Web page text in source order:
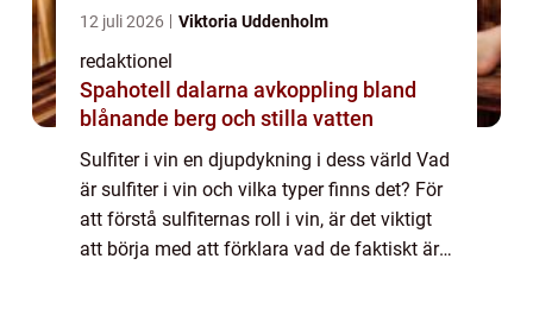
12 juli 2026 Viktoria Uddenholm
redaktionel
Spahotell dalarna avkoppling bland
blånande berg och stilla vatten
Sulfiter i vin en djupdykning i dess värld Vad
är sulfiter i vin och vilka typer finns det? För
att förstå sulfiternas roll i vin, är det viktigt
att börja med att förklara vad de faktiskt är.